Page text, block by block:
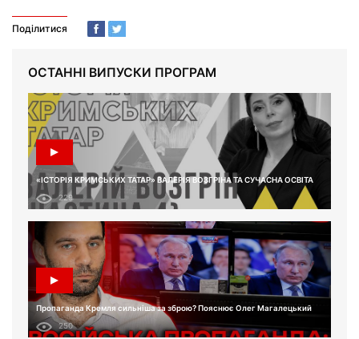
Поділитися
ОСТАННІ ВИПУСКИ ПРОГРАМ
«ІСТОРІЯ КРИМСЬКИХ ТАТАР» ВАЛЕРІЯ ВОЗГРІНА ТА СУЧАСНА ОСВІТА
229
Пропаганда Кремля сильніша за зброю? Пояснює Олег Магалецький
250